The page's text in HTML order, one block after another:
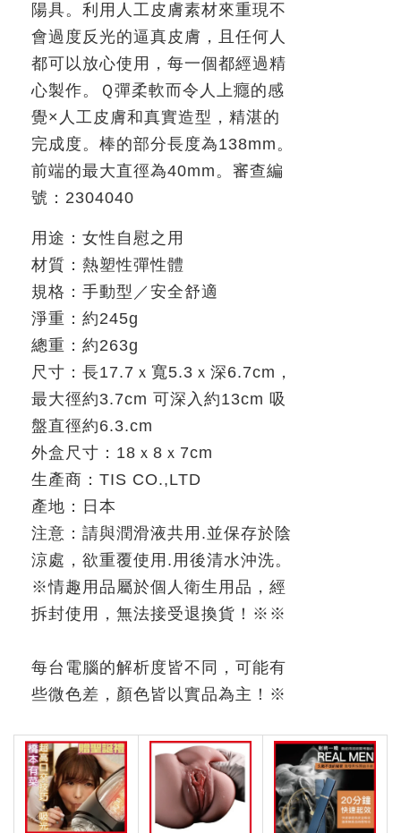
陽具。利用人工皮膚素材來重現不
會過度反光的逼真皮膚，且任何人
都可以放心使用，每一個都經過精
心製作。Ｑ彈柔軟而令人上癮的感
覺×人工皮膚和真實造型，精湛的
完成度。棒的部分長度為138mm。
前端的最大直徑為40mm。審查編
號： 2304040
用途：女性自慰之用
材質：熱塑性彈性體
規格：手動型／安全舒適
淨重：約245g
總重：約263g
尺寸：長17.7 ｘ寬5.3 ｘ深6.7cm ，
最大徑約3.7cm 可深入約13cm 吸
盤直徑約6.3.cm
外盒尺寸： 18 ｘ 8 ｘ 7cm
生產商： TIS CO.,LTD
產地：日本
注意：請與潤滑液共用 .並保存於陰
涼處，欲重覆使用 .用後清水沖洗。
※情趣用品屬於個人衛生用品，經
拆封使用，無法接受退換貨！ ※※
每台電腦的解析度皆不同，可能有
些微色差，顏色皆以實品為主！ ※